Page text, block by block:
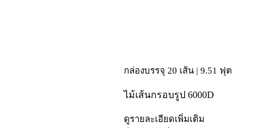
กล่องบรรจุ 20 เส้น | 9.51 ฟุต
ไม้เส้นกรอบรูป 6000D
ดูรายละเอียดเพิ่มเติม